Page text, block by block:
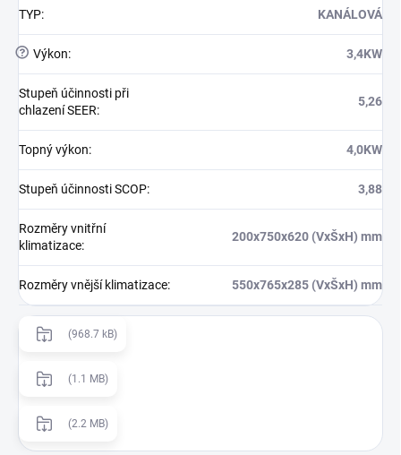
TYP: KANÁLOVÁ
? Výkon: 3,4KW
Stupeň účinnosti při
chlazení SEER:
5,26
Topný výkon: 4,0KW
Stupeň účinnosti SCOP: 3,88
Rozměry vnitřní
klimatizace:
200x750x620 (VxŠxH) mm
Rozměry vnější klimatizace: 550x765x285 (VxŠxH) mm
(968.7 kB)
(1.1 MB)
(2.2 MB)